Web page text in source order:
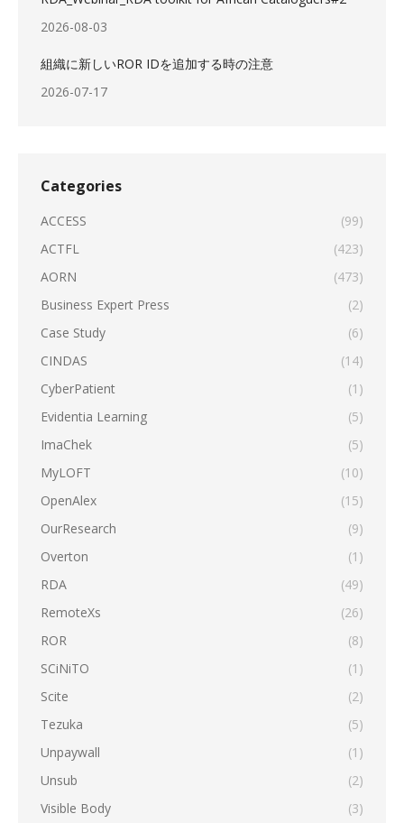
2026-08-03
組織に新しいROR IDを追加する時の注意
2026-07-17
Categories
ACCESS
(99)
ACTFL
(423)
AORN
(473)
Business Expert Press
(2)
Case Study
(6)
CINDAS
(14)
CyberPatient
(1)
Evidentia Learning
(5)
ImaChek
(5)
MyLOFT
(10)
OpenAlex
(15)
OurResearch
(9)
Overton
(1)
RDA
(49)
RemoteXs
(26)
ROR
(8)
SCiNiTO
(1)
Scite
(2)
Tezuka
(5)
Unpaywall
(1)
Unsub
(2)
Visible Body
(3)